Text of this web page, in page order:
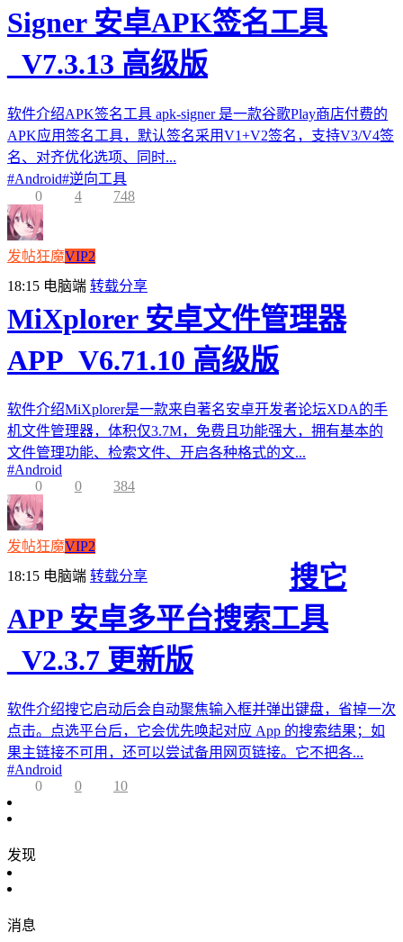
Signer 安卓APK签名工具
_V7.3.13 高级版
软件介绍APK签名工具 apk-signer 是一款谷歌Play商店付费的
APK应用签名工具，默认签名采用V1+V2签名，支持V3/V4签
名、对齐优化选项、同时...
#Android#逆向工具
0
4 748
发帖狂魔VIP2
18:15 电脑端 转载分享
MiXplorer 安卓文件管理器
APP_V6.71.10 高级版
软件介绍MiXplorer是一款来自著名安卓开发者论坛XDA的手
机文件管理器，体积仅3.7M，免费且功能强大，拥有基本的
文件管理功能、检索文件、开启各种格式的文...
#Android
0
0 384
发帖狂魔VIP2
18:15 电脑端 转载分享
搜它
APP 安卓多平台搜索工具
_V2.3.7 更新版
软件介绍搜它启动后会自动聚焦输入框并弹出键盘，省掉一次
点击。点选平台后，它会优先唤起对应 App 的搜索结果；如
果主链接不可用，还可以尝试备用网页链接。它不把各...
#Android
0
0 10
发现
消息